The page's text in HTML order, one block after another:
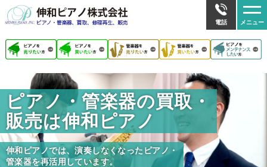
電話
メ
メニュー
ピアノ・管楽器の買取・
販売は伸和ピアノ
伸和ピアノでは、演奏しなくなったピアノ・
管楽器を再活用しています。